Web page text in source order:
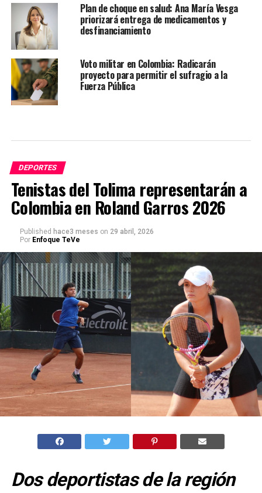
Plan de choque en salud: Ana María Vesga
priorizará entrega de medicamentos y
desfinanciamiento
Voto militar en Colombia: Radicarán
proyecto para permitir el sufragio a la
Fuerza Pública
DEPORTES
Tenistas del Tolima representarán a
Colombia en Roland Garros 2026
Published hace3 meses on 29 abril, 2026
Por Enfoque TeVe
Dos deportistas de la región